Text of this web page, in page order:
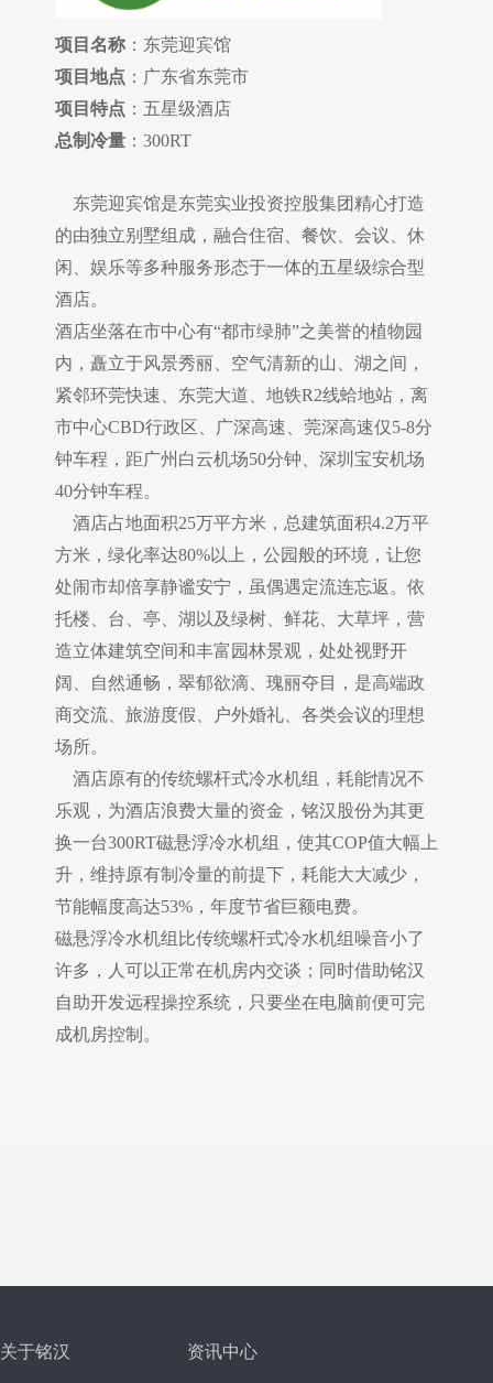
项目名称 ：东莞迎宾馆
项目地点 ：广东省东莞市
项目特点 ：五星级酒店
总制冷量 ：300RT
东莞迎宾馆是东莞实业投资控股集团精心打造
的由独立别墅组成，融合住宿、餐饮、会议、休
闲、娱乐等多种服务形态于一体的五星级综合型
酒店。
酒店坐落在市中心有“都市绿肺”之美誉的植物园
内，矗立于风景秀丽、空气清新的山、湖之间，
紧邻环莞快速、东莞大道、地铁R2线蛤地站，离
市中心CBD行政区、广深高速、莞深高速仅5-8分
钟车程，距广州白云机场50分钟、深圳宝安机场
40分钟车程。
酒店占地面积25万平方米，总建筑面积4.2万平
方米，绿化率达80%以上，公园般的环境，让您
处闹市却倍享静谧安宁，虽偶遇定流连忘返。依
托楼、台、亭、湖以及绿树、鲜花、大草坪，营
造立体建筑空间和丰富园林景观，处处视野开
阔、自然通畅，翠郁欲滴、瑰丽夺目，是高端政
商交流、旅游度假、户外婚礼、各类会议的理想
场所。
酒店原有的传统螺杆式冷水机组，耗能情况不
乐观，为酒店浪费大量的资金，铭汉股份为其更
换一台300RT磁悬浮冷水机组，使其COP值大幅上
升，维持原有制冷量的前提下，耗能大大减少，
节能幅度高达53%，年度节省巨额电费。
磁悬浮冷水机组比传统螺杆式冷水机组噪音小了
许多，人可以正常在机房内交谈；同时借助铭汉
自助开发远程操控系统，只要坐在电脑前便可完
成机房控制。
关于铭汉 资讯中心